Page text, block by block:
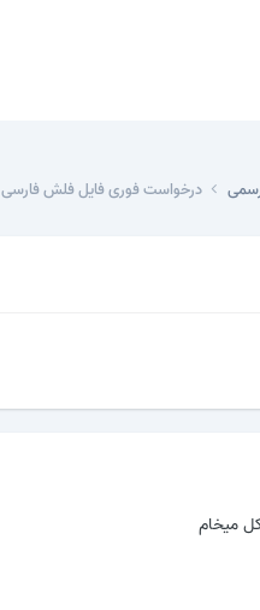
درخواست فوری فایل فلش فارسی i9082l
میخام